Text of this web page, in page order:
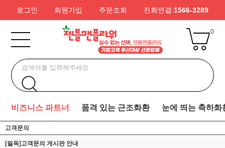
로그인 회원가입 주문조회 전화연결:1566-3289
0
비즈니스 파트너 품격 있는 근조화환 눈에 띄는 축하화
고객문의
[필독]고객문의 게시판 안내